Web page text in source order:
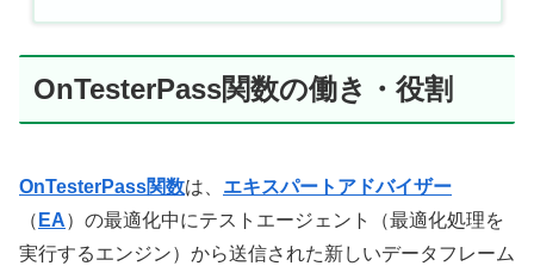
OnTesterPass関数の働き・役割
OnTesterPass関数は、 エキスパートアドバイザー
（ EA）の最適化中にテストエージェント（最適化処理を
実行するエンジン）から送信された新しいデータフレーム